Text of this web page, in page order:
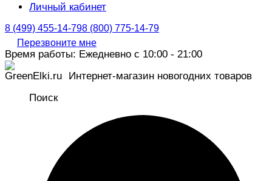
Личный кабинет
8 (499) 455-14-798 (800) 775-14-79
Перезвоните мне
Время работы: Ежедневно с 10:00 - 21:00
Интернет-магазин новогодних товаров
Поиск